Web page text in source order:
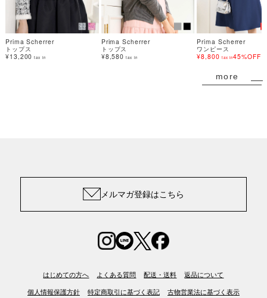
Prima Scherrer
トップス
¥13,200 tax in
Prima Scherrer
トップス
¥8,580 tax in
Prima Scherrer
ワンピース
¥8,800 tax in45%OFF
more
メルマガ登録はこちら
はじめての方へ よくある質問 配送・送料 返品について
個人情報保護方針 特定商取引に基づく表記 古物営業法に基づく表示